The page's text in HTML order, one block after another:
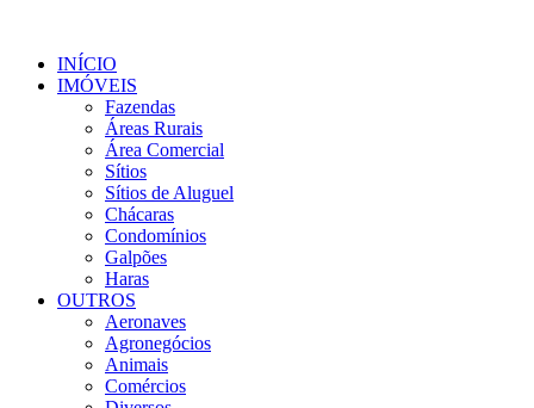
INÍCIO
IMÓVEIS
Fazendas
Áreas Rurais
Área Comercial
Sítios
Sítios de Aluguel
Chácaras
Condomínios
Galpões
Haras
OUTROS
Aeronaves
Agronegócios
Animais
Comércios